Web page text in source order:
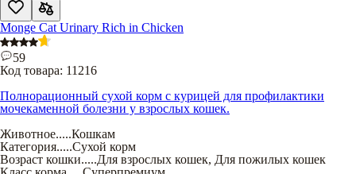
Monge Cat Urinary Rich in Chicken
59
Код товара: 11216
Полнорационный сухой корм с курицей для профилактики
мочекаменной болезни у взрослых кошек.
Животное.....Кошкам
Категория.....Сухой корм
Возраст кошки.....Для взрослых кошек, Для пожилых кошек